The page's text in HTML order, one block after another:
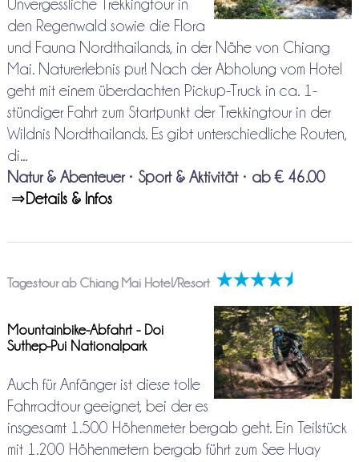
Unvergessliche Trekkingtour in
den Regenwald sowie die Flora
und Fauna Nordthailands, in der Nähe von Chiang
Mai. Naturerlebnis pur! Nach der Abholung vom Hotel
geht mit einem überdachten Pickup-Truck in ca. 1-
stündiger Fahrt zum Startpunkt der Trekkingtour in der
Wildnis Nordthailands. Es gibt unterschiedliche Routen,
di...
Natur & Abenteuer• Sport & Aktivität• ab € 46.00
⇒Details & Infos
Tagestour ab Chiang Mai Hotel/Resort
Mountainbike-Abfahrt - Doi
Suthep-Pui Nationalpark
Auch für Anfänger ist diese tolle
Fahrradtour geeignet, bei der es
insgesamt 1.500 Höhenmeter bergab geht. Ein Teilstück
mit 1.200 Höhenmetern bergab führt zum See Huay